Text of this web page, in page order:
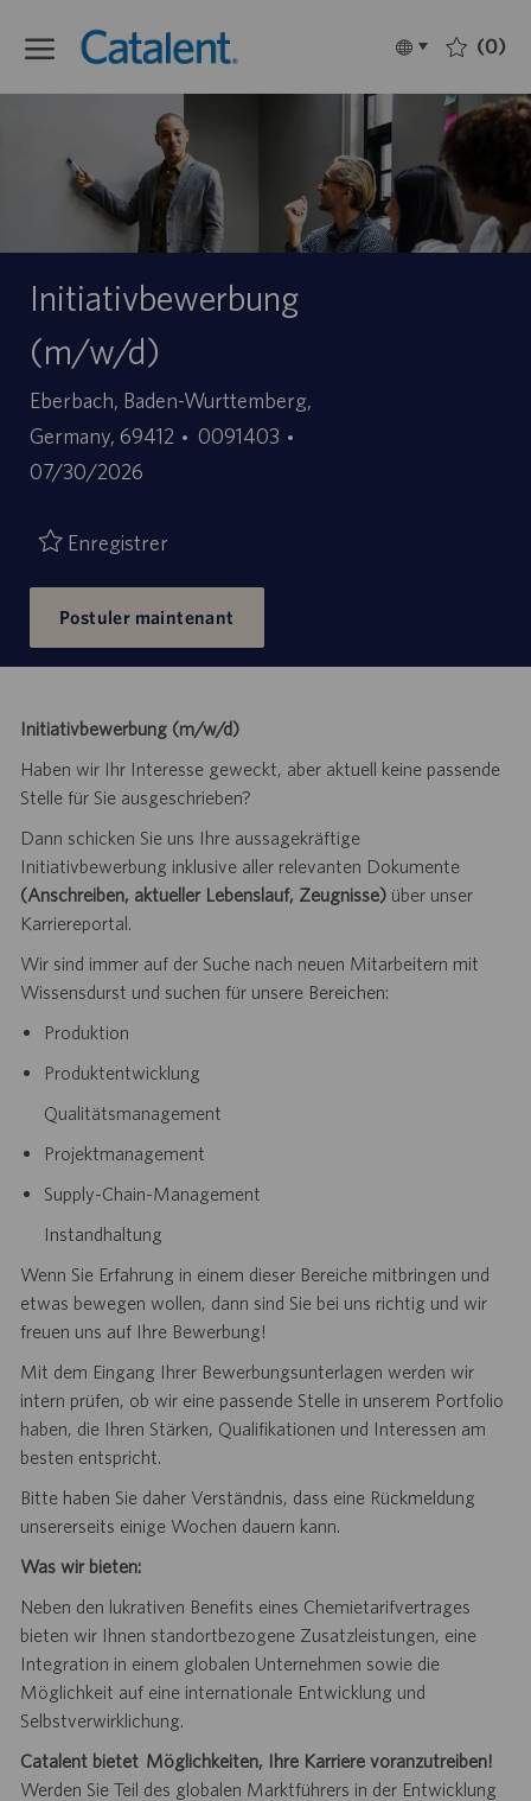
Language
selected
Français (0)
Initiativbewerbung
(m/w/d)
Site
Eberbach, Baden-Wurttemberg,
Germany, 69412
ID
0091403
07/30/2026
Enregistrer
Postuler maintenant
Initiativbewerbung (m/w/d)
Haben wir Ihr Interesse geweckt, aber aktuell keine passende
Stelle für Sie ausgeschrieben?
Dann schicken Sie uns Ihre aussagekräftige
Initiativbewerbung inklusive aller relevanten Dokumente
(Anschreiben, aktueller Lebenslauf, Zeugnisse) über unser
Karriereportal.
Wir sind immer auf der Suche nach neuen Mitarbeitern mit
Wissensdurst und suchen für unsere Bereichen:
Produktion
Produktentwicklung
Qualitätsmanagement
Projektmanagement
Supply-Chain-Management
Instandhaltung
Wenn Sie Erfahrung in einem dieser Bereiche mitbringen und
etwas bewegen wollen, dann sind Sie bei uns richtig und wir
freuen uns auf Ihre Bewerbung!
Mit dem Eingang Ihrer Bewerbungsunterlagen werden wir
intern prüfen, ob wir eine passende Stelle in unserem Portfolio
haben, die Ihren Stärken, Qualifikationen und Interessen am
besten entspricht.
Bitte haben Sie daher Verständnis, dass eine Rückmeldung
unsererseits einige Wochen dauern kann.
Was wir bieten:
Neben den lukrativen Benefits eines Chemietarifvertrages
bieten wir Ihnen standortbezogene Zusatzleistungen, eine
Integration in einem globalen Unternehmen sowie die
Möglichkeit auf eine internationale Entwicklung und
Selbstverwirklichung.
Catalent bietet Möglichkeiten, Ihre Karriere voranzutreiben!
Werden Sie Teil des globalen Marktführers in der Entwicklung